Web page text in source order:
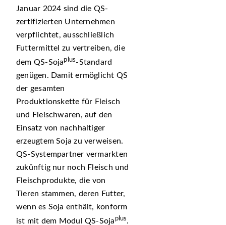
Januar 2024 sind die QS-
zertifizierten Unternehmen
verpflichtet, ausschließlich
Futtermittel zu vertreiben, die
dem QS-Sojaplus-Standard
genügen. Damit ermöglicht QS
der gesamten
Produktionskette für Fleisch
und Fleischwaren, auf den
Einsatz von nachhaltiger
erzeugtem Soja zu verweisen.
QS-Systempartner vermarkten
zukünftig nur noch Fleisch und
Fleischprodukte, die von
Tieren stammen, deren Futter,
wenn es Soja enthält, konform
ist mit dem Modul QS-Soja plus.